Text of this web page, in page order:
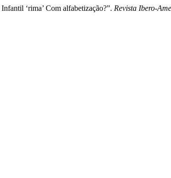
‘rima’ Com alfabetização?”. Revista Ibero-